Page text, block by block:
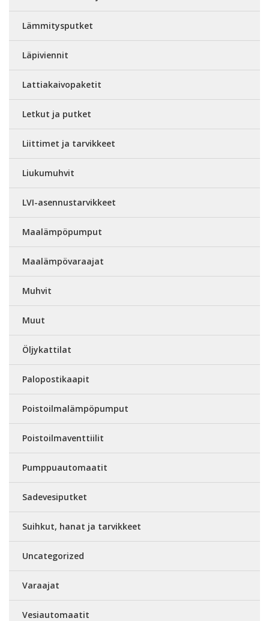
Lämmitysputket
Läpiviennit
Lattiakaivopaketit
Letkut ja putket
Liittimet ja tarvikkeet
Liukumuhvit
LVI-asennustarvikkeet
Maalämpöpumput
Maalämpövaraajat
Muhvit
Muut
Öljykattilat
Palopostikaapit
Poistoilmalämpöpumput
Poistoilmaventtiilit
Pumppuautomaatit
Sadevesiputket
Suihkut, hanat ja tarvikkeet
Uncategorized
Varaajat
Vesiautomaatit